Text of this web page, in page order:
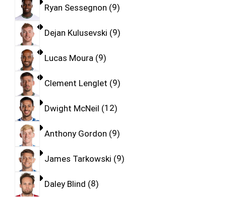
Ryan Sessegnon 9
Dejan Kulusevski 9
Lucas Moura 9
Clement Lenglet 9
Dwight McNeil 12
Anthony Gordon 9
James Tarkowski 9
Daley Blind 8